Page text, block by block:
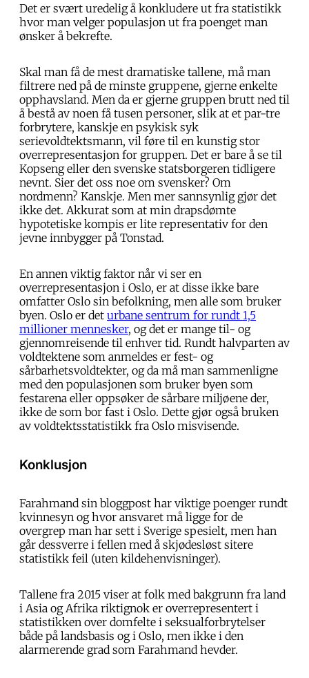
Det er svært uredelig å konkludere ut fra statistikk
hvor man velger populasjon ut fra poenget man
ønsker å bekrefte.
Skal man få de mest dramatiske tallene, må man
filtrere ned på de minste gruppene, gjerne enkelte
opphavsland. Men da er gjerne gruppen brutt ned til
å bestå av noen få tusen personer, slik at et par-tre
forbrytere, kanskje en psykisk syk
serievoldtektsmann, vil føre til en kunstig stor
overrepresentasjon for gruppen. Det er bare å se til
Kopseng eller den svenske statsborgeren tidligere
nevnt. Sier det oss noe om svensker? Om
nordmenn? Kanskje. Men mer sannsynlig gjør det
ikke det. Akkurat som at min drapsdømte
hypotetiske kompis er lite representativ for den
jevne innbygger på Tonstad.
En annen viktig faktor når vi ser en
overrepresentasjon i Oslo, er at disse ikke bare
omfatter Oslo sin befolkning, men alle som bruker
byen. Oslo er det urbane sentrum for rundt 1,5
millioner mennesker, og det er mange til- og
gjennomreisende til enhver tid. Rundt halvparten av
voldtektene som anmeldes er fest- og
sårbarhetsvoldtekter, og da må man sammenligne
med den populasjonen som bruker byen som
festarena eller oppsøker de sårbare miljøene der,
ikke de som bor fast i Oslo. Dette gjør også bruken
av voldtektsstatistikk fra Oslo misvisende.
Konklusjon
Farahmand sin bloggpost har viktige poenger rundt
kvinnesyn og hvor ansvaret må ligge for de
overgrep man har sett i Sverige spesielt, men han
går dessverre i fellen med å skjødesløst sitere
statistikk feil (uten kildehenvisninger).
Tallene fra 2015 viser at folk med bakgrunn fra land
i Asia og Afrika riktignok er overrepresentert i
statistikken over domfelte i seksualforbrytelser
både på landsbasis og i Oslo, men ikke i den
alarmerende grad som Farahmand hevder.